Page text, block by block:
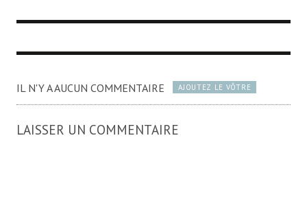
IL N'Y A AUCUN COMMENTAIRE AJOUTEZ LE VÔTRE
LAISSER UN COMMENTAIRE